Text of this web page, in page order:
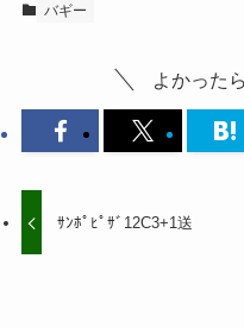
バギー
よかった
ｻﾝﾎﾟﾋﾟｻﾞ12C3+1送